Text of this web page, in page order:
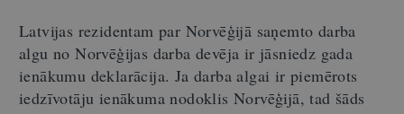
Latvijas rezidentam par Norvēģijā saņemto darba
algu no Norvēģijas darba devēja ir jāsniedz gada
ienākumu deklarācija. Ja darba algai ir piemērots
iedzīvotāju ienākuma nodoklis Norvēģijā, tad šāds